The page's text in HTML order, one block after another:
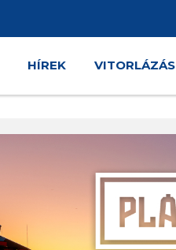
HÍREK VITORLÁZÁS